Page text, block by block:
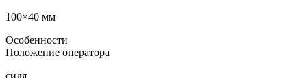
100×40 мм
Особенности
Положение оператора
сидя